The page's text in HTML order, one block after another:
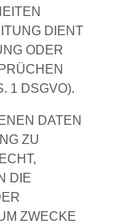
DIENT
ODER
1 DSGVO).
DATEN
ZU
DIE
ZWECKE